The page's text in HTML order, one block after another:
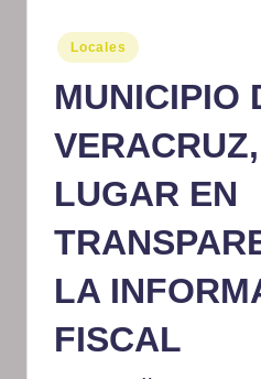
m
at
iv
o
Publicado
en
Locales
MUNICIPIO
LUGAR EN
LA
FISCAL